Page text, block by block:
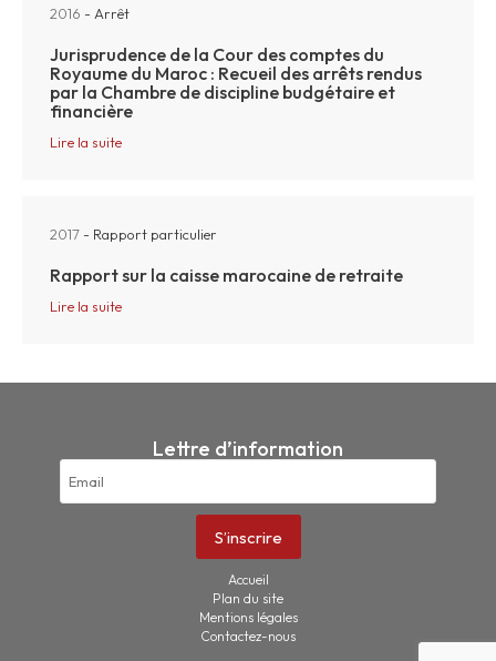
2016 - Arrêt
Jurisprudence de la Cour des comptes du
Royaume du Maroc : Recueil des arrêts rendus
par la Chambre de discipline budgétaire et
financière
Lire la suite
2017 - Rapport particulier
Rapport sur la caisse marocaine de retraite
Lire la suite
Lettre d’information
Accueil
Plan du site
Mentions légales
Contactez-nous